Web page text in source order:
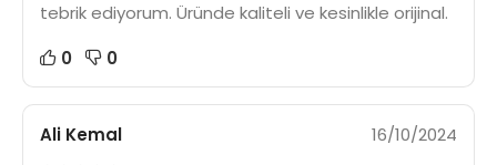
tebrik ediyorum. Üründe kaliteli ve kesinlikle orijinal.
0
0
Ali Kemal 16/10/2024